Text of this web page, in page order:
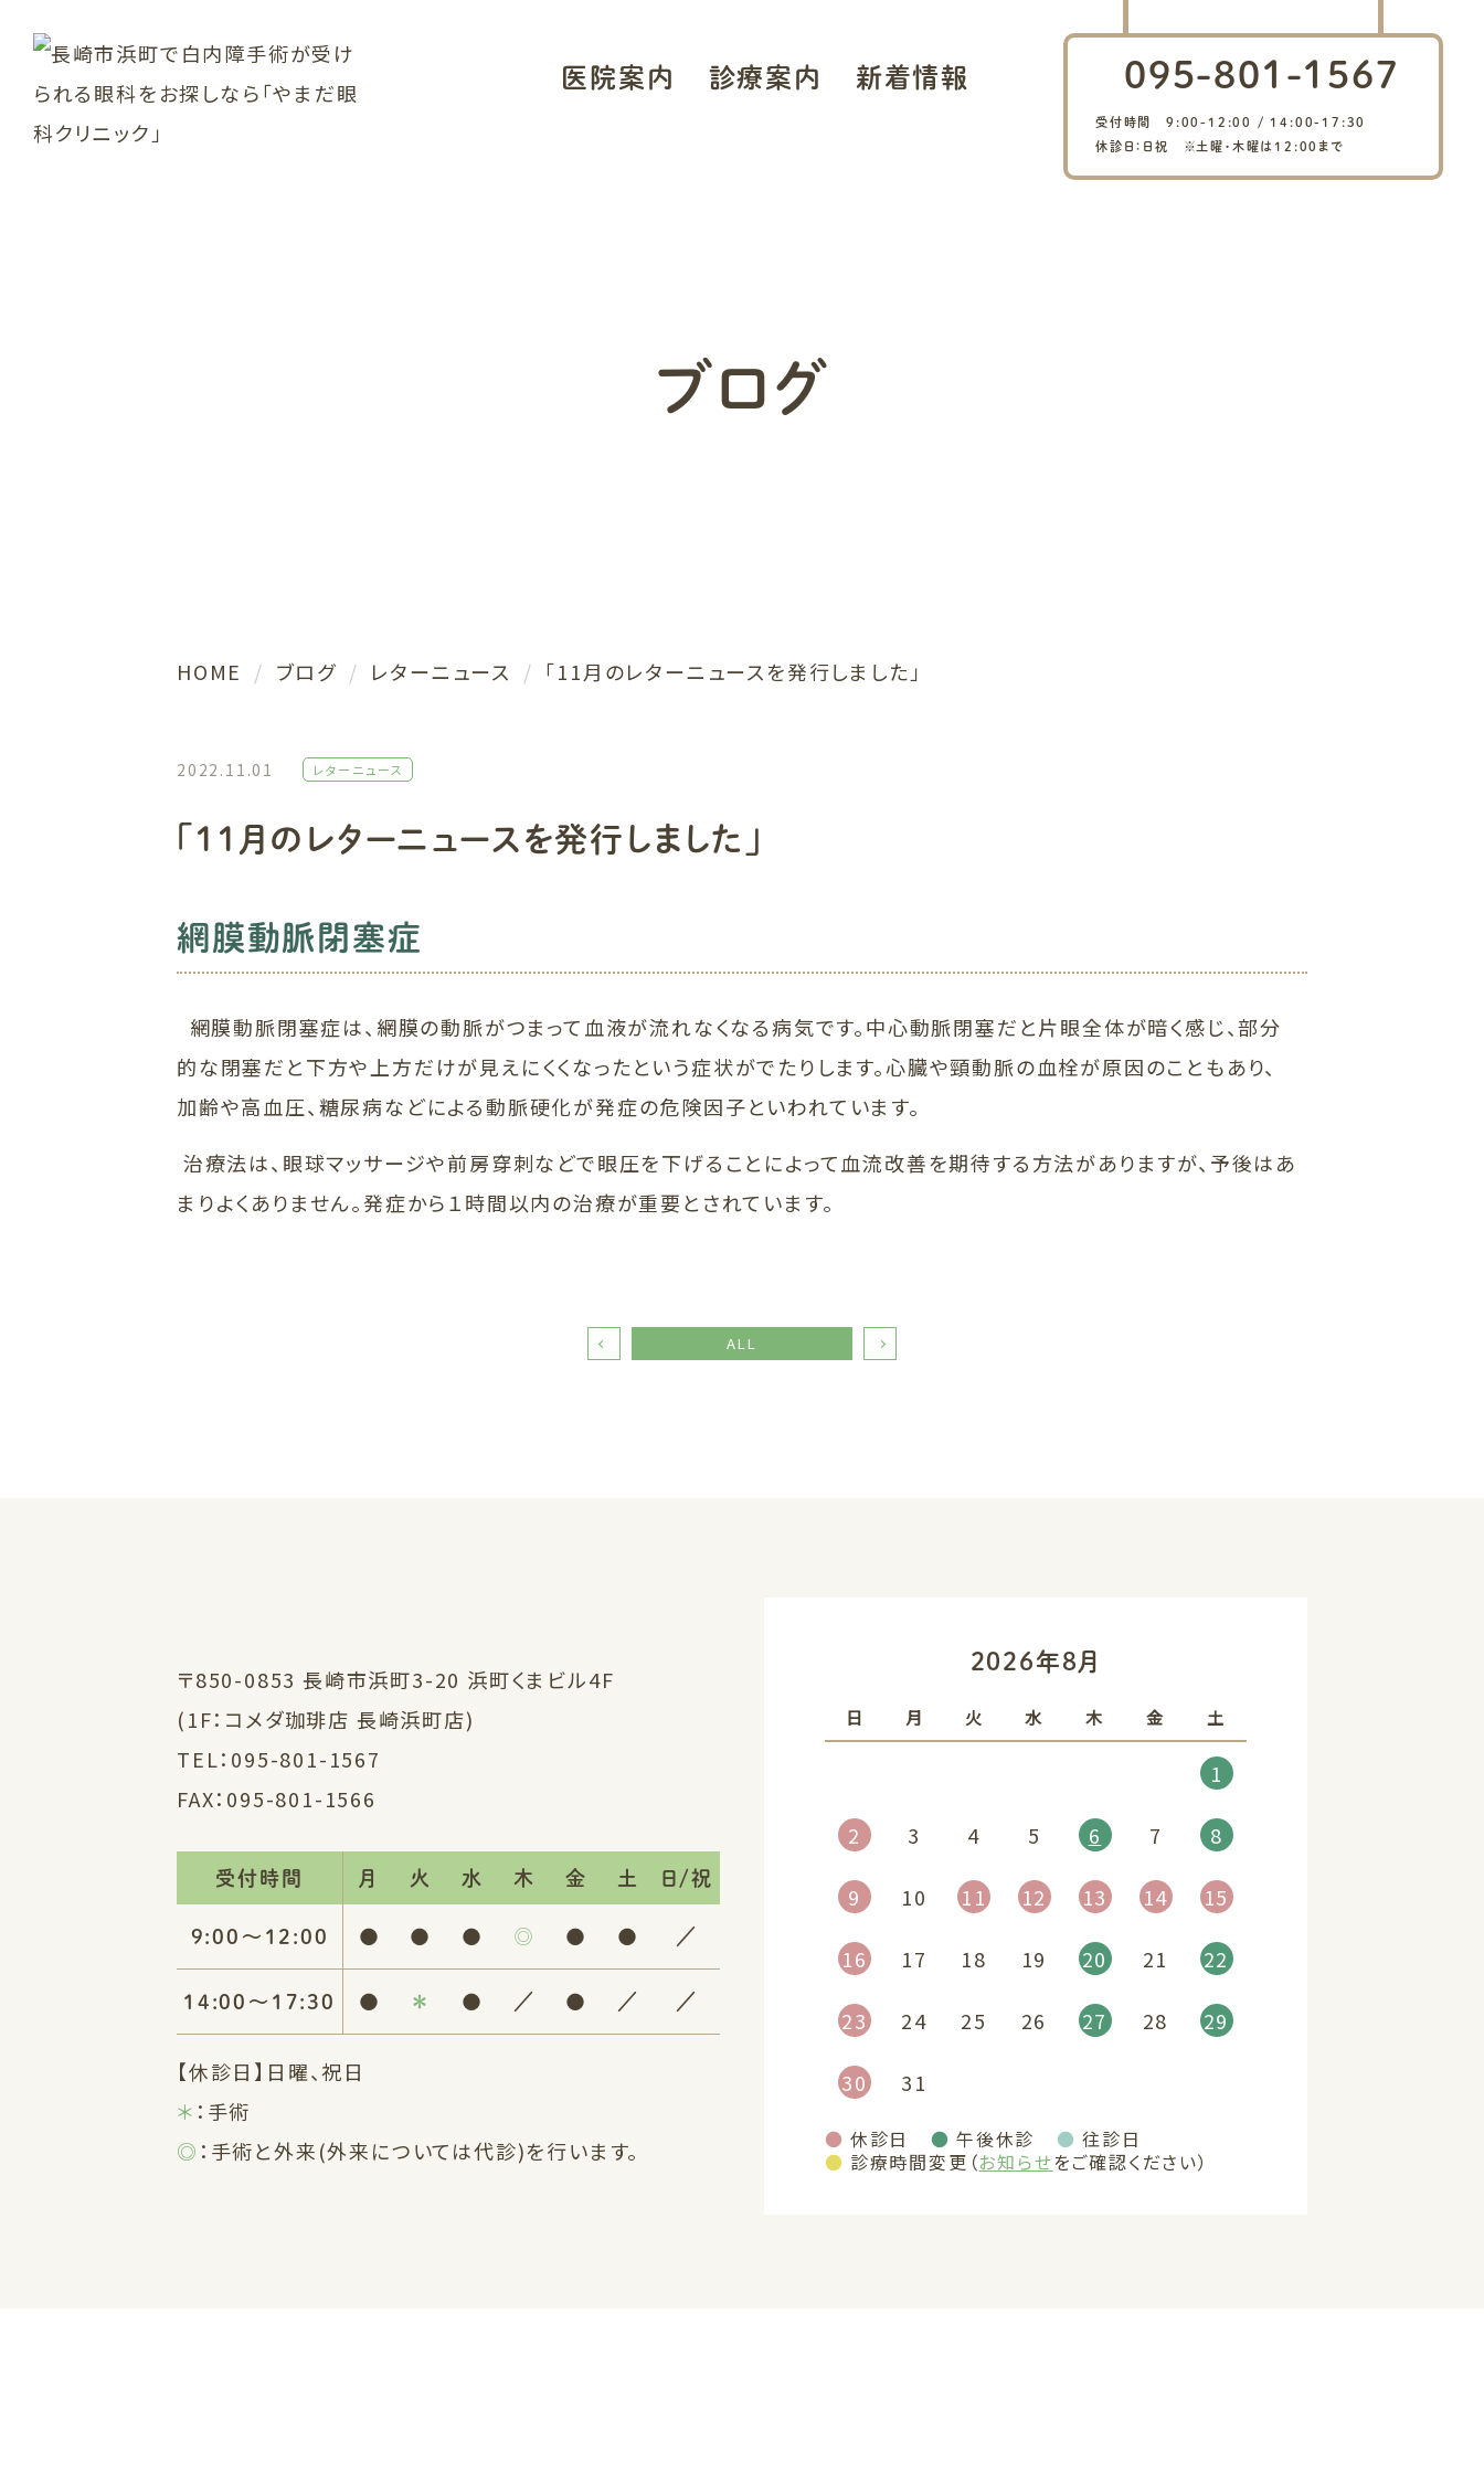
医院案内 診療案内
加齢黄斑変性
症状別目のお悩み
新着情報 095-801-1567
受付時間 9:00-12:00 / 14:00-17:30
休診日：日祝 ※土曜・木曜は12:00まで
ブログ
HOME ブログ レターニュース 「11月のレターニュースを発行しました」
2022.11.01 レターニュース
「11月のレターニュースを発行しました」
網膜動脈閉塞症
網膜動脈閉塞症は、網膜の動脈がつまって血液が流れなくなる病気です。中心動脈閉塞だと片眼全体が暗く感じ、部分
的な閉塞だと下方や上方だけが見えにくくなったという症状がでたりします。心臓や頸動脈の血栓が原因のこともあり、
加齢や高血圧、糖尿病などによる動脈硬化が発症の危険因子といわれています。
治療法は、眼球マッサージや前房穿刺などで眼圧を下げることによって血流改善を期待する方法がありますが、予後はあ
まりよくありません。発症から１時間以内の治療が重要とされています。
ALL
〒850-0853 長崎市浜町3-20 浜町くまビル4F
(1F：コメダ珈琲店 長崎浜町店)
TEL： 095-801-1567
FAX：095-801-1566
受付時間 月 火 水 木 金 土 日/祝
9:00〜12:00 ● ● ● ◎ ● ● ／
14:00〜17:30 ● ＊ ● ／ ● ／ ／
【休診日】日曜、祝日
＊ ：手術
◎ ：手術と外来(外来については代診)を行います。
2026年8月
日 月 火 水 木 金 土
1
2 3 4 5 6 7 8
9 10 11 12 13 14 15
16 17 18 19 20 21 22
23 24 25 26 27 28 29
30 31
● 休診日 ● 午後休診 ● 往診日
● 診療時間変更（お知らせをご確認ください）